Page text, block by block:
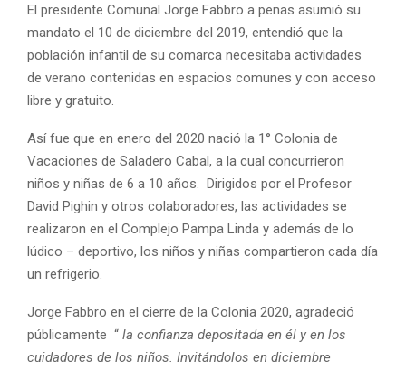
El presidente Comunal Jorge Fabbro a penas asumió su
mandato el 10 de diciembre del 2019, entendió que la
población infantil de su comarca necesitaba actividades
de verano contenidas en espacios comunes y con acceso
libre y gratuito.
Así fue que en enero del 2020 nació la 1° Colonia de
Vacaciones de Saladero Cabal, a la cual concurrieron
niños y niñas de 6 a 10 años. Dirigidos por el Profesor
David Pighin y otros colaboradores, las actividades se
realizaron en el Complejo Pampa Linda y además de lo
lúdico – deportivo, los niños y niñas compartieron cada día
un refrigerio.
Jorge Fabbro en el cierre de la Colonia 2020, agradeció
públicamente “ la confianza depositada en él y en los
cuidadores de los niños. Invitándolos en diciembre